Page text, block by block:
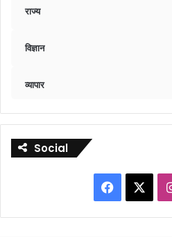
राज्य
विज्ञान
व्यापार
Social
Facebook